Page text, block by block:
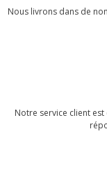
Nous livrons dans de
Notre service client